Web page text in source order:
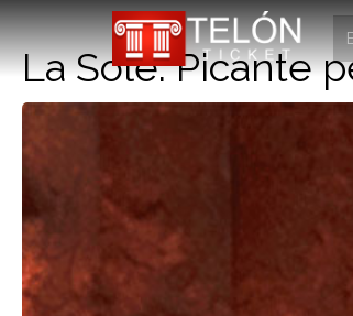
La Sole: Picante